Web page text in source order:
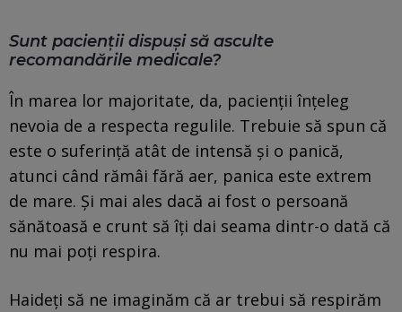
Sunt pacienții dispuși să asculte
recomandările medicale?
În marea lor majoritate, da, pacienții înțeleg
nevoia de a respecta regulile. Trebuie să spun că
este o suferință atât de intensă și o panică,
atunci când rămâi fără aer, panica este extrem
de mare. Și mai ales dacă ai fost o persoană
sănătoasă e crunt să îți dai seama dintr-o dată că
nu mai poți respira.
Haideți să ne imaginăm că ar trebui să respirăm